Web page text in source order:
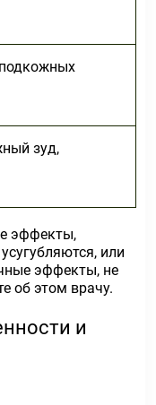
зуд,
эффекты,
или
эффекты, не
об этом врачу.
и